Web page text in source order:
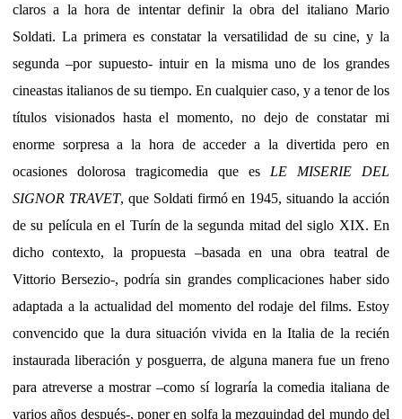
claros a la hora de intentar definir la obra del italiano Mario
Soldati. La primera es constatar la versatilidad de su cine, y la
segunda –por supuesto- intuir en la misma uno de los grandes
cineastas italianos de su tiempo. En cualquier caso, y a tenor de los
títulos visionados hasta el momento, no dejo de constatar mi
enorme sorpresa a la hora de acceder a la divertida pero en
ocasiones dolorosa tragicomedia que es LE MISERIE DEL
SIGNOR TRAVET, que Soldati firmó en 1945, situando la acción
de su película en el Turín de la segunda mitad del siglo XIX. En
dicho contexto, la propuesta –basada en una obra teatral de
Vittorio Bersezio-, podría sin grandes complicaciones haber sido
adaptada a la actualidad del momento del rodaje del films. Estoy
convencido que la dura situación vivida en la Italia de la recién
instaurada liberación y posguerra, de alguna manera fue un freno
para atreverse a mostrar –como sí lograría la comedia italiana de
varios años después-, poner en solfa la mezquindad del mundo del